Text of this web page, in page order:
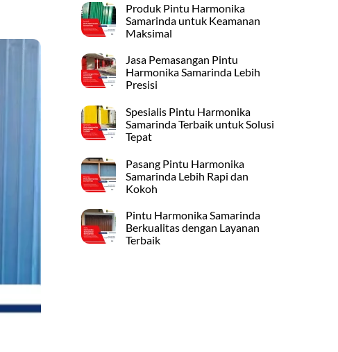
Produk Pintu Harmonika
Samarinda untuk Keamanan
Maksimal
Jasa Pemasangan Pintu
Harmonika Samarinda Lebih
Presisi
Spesialis Pintu Harmonika
Samarinda Terbaik untuk Solusi
Tepat
Pasang Pintu Harmonika
Samarinda Lebih Rapi dan
Kokoh
Pintu Harmonika Samarinda
Berkualitas dengan Layanan
Terbaik